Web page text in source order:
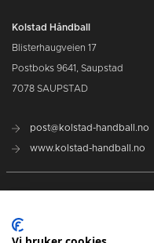
Kolstad Håndball
Blisterhaugveien 17
Postboks 9641, Saupstad
7078 SAUPSTAD
post@kolstad-handball.no
www.kolstad-handball.no
Om Kolstad Håndball